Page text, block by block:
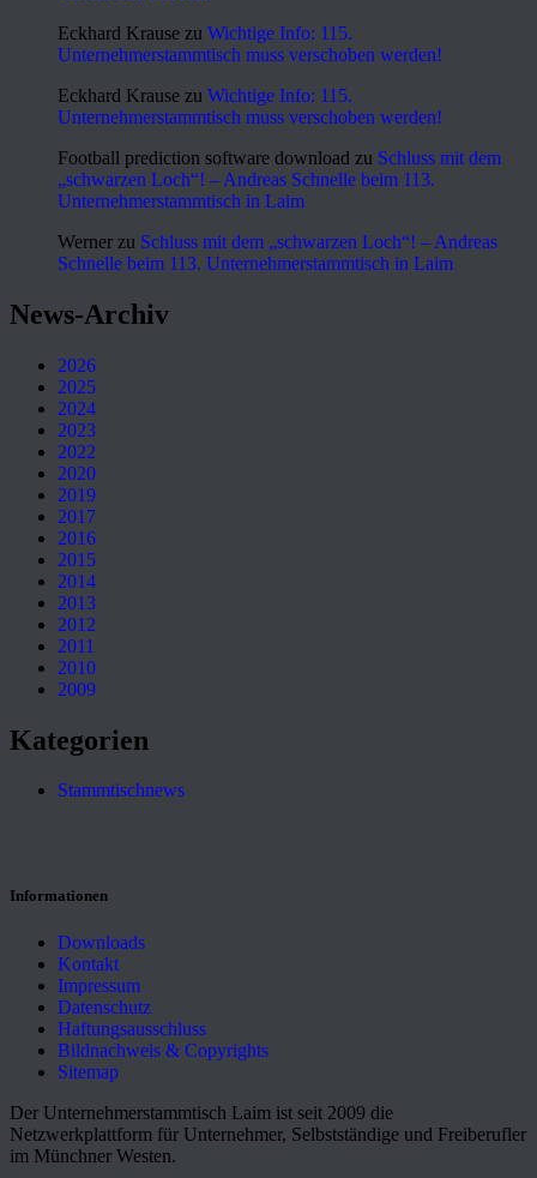
Eckhard Krause zu Wichtige Info: 115.
Unternehmerstammtisch muss verschoben werden!
Eckhard Krause zu Wichtige Info: 115.
Unternehmerstammtisch muss verschoben werden!
Football prediction software download zu Schluss mit dem
„schwarzen Loch“! – Andreas Schnelle beim 113.
Unternehmerstammtisch in Laim
Werner zu Schluss mit dem „schwarzen Loch“! – Andreas
Schnelle beim 113. Unternehmerstammtisch in Laim
News-Archiv
2026
2025
2024
2023
2022
2020
2019
2017
2016
2015
2014
2013
2012
2011
2010
2009
Kategorien
Stammtischnews
Informationen
Downloads
Kontakt
Impressum
Datenschutz
Haftungsausschluss
Bildnachweis & Copyrights
Sitemap
Der Unternehmerstammtisch Laim ist seit 2009 die
Netzwerkplattform für Unternehmer, Selbstständige und Freiberufler
im Münchner Westen.